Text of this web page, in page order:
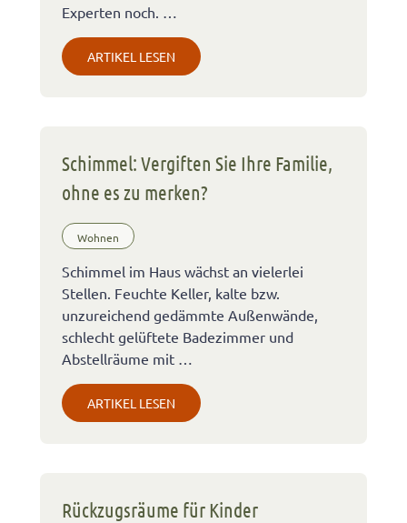
Experten noch. …
ARTIKEL LESEN
Schimmel: Vergiften Sie Ihre Familie,
ohne es zu merken?
Wohnen
Schimmel im Haus wächst an vielerlei
Stellen. Feuchte Keller, kalte bzw.
unzureichend gedämmte Außenwände,
schlecht gelüftete Badezimmer und
Abstellräume mit …
ARTIKEL LESEN
Rückzugsräume für Kinder